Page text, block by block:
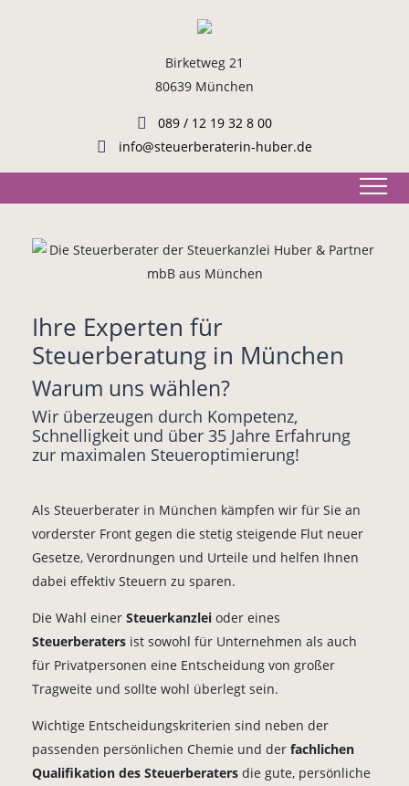
Birketweg 21
80639 München
089 / 12 19 32 8 00
info@steuerberaterin-huber.de
Ihre Experten für
Steuerberatung in München
Warum uns wählen?
Wir überzeugen durch Kompetenz,
Schnelligkeit und über 35 Jahre Erfahrung
zur maximalen Steueroptimierung!
Als Steuerberater in München kämpfen wir für Sie an
vorderster Front gegen die stetig steigende Flut neuer
Gesetze, Verordnungen und Urteile und helfen Ihnen
dabei effektiv Steuern zu sparen.
Die Wahl einer Steuerkanzlei oder eines
Steuerberaters ist sowohl für Unternehmen als auch
für Privatpersonen eine Entscheidung von großer
Tragweite und sollte wohl überlegt sein.
Wichtige Entscheidungs­­kriterien sind neben der
passenden persönlichen Chemie und der fachlichen
Qualifikation des Steuerberaters die gute, persönliche